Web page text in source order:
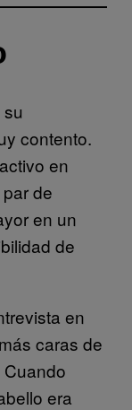
contento.
en
de
en un
de
en
caras de
era